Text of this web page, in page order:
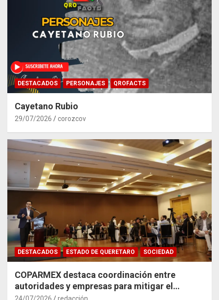
DESTACADOS PERSONAJES QROFACTS
Cayetano Rubio
29/07/2026 corozcov
DESTACADOS ESTADO DE QUERETARO SOCIEDAD
COPARMEX destaca coordinación entre
autoridades y empresas para mitigar el
impacto del Tren México–Querétaro